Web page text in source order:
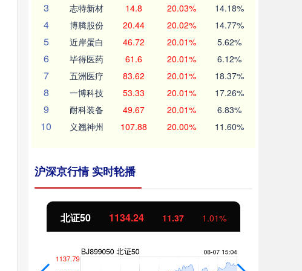
3 志特新材 14.8 20.03% 14.18%
4 博腾股份 20.44 20.02% 14.77%
5 近岸蛋白 46.72 20.01% 5.62%
6 毕得医药 61.6 20.01% 6.12%
7 五洲医疗 83.62 20.01% 18.37%
8 一博科技 53.33 20.01% 17.26%
9 耐科装备 49.67 20.01% 6.83%
10 义翘神州 107.88 20.00% 11.60%
沪深京行情 实时轮播
北证50 1134.24 11.37 1.01%